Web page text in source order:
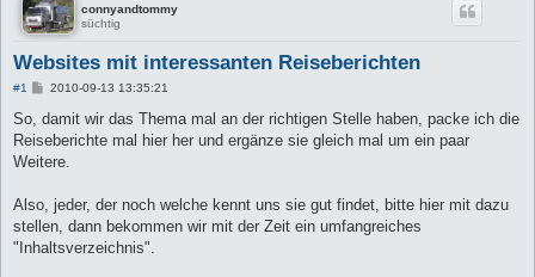
connyandtommy
süchtig
Websites mit interessanten Reiseberichten
#1
B
i
r
a
2010-09-13 13:35:21
So, damit wir das Thema mal an der richtigen Stelle haben, packe ich die
Reiseberichte mal hier her und ergänze sie gleich mal um ein paar
Weitere.
Also, jeder, der noch welche kennt uns sie gut findet, bitte hier mit dazu
stellen, dann bekommen wir mit der Zeit ein umfangreiches
"Inhaltsverzeichnis".